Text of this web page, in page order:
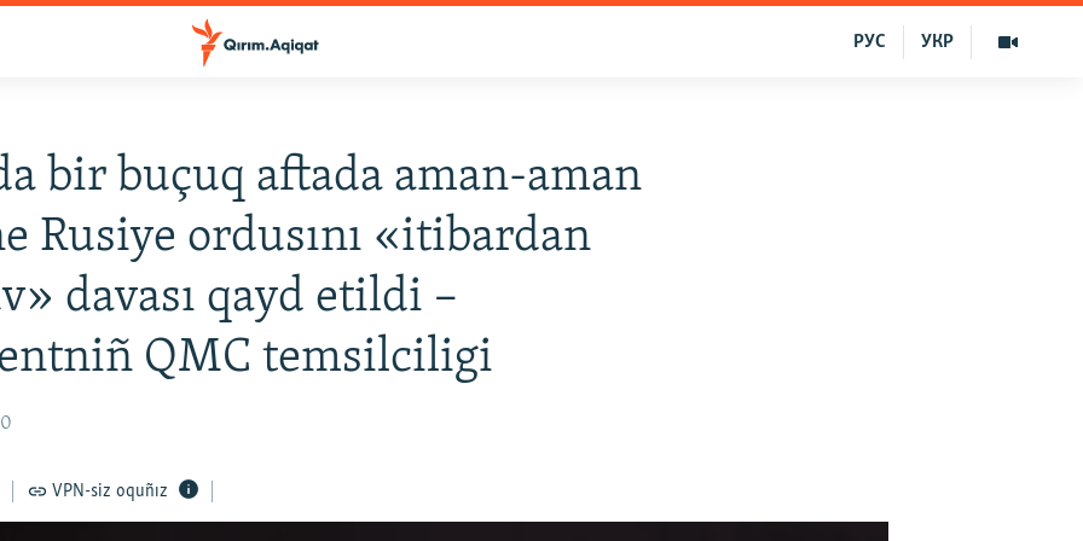
УКР
РУС
bir buçuq aftada aman-aman
Rusiye ordusını «itibardan
davası qayd etildi –
QMC temsilciligi
VPN-siz oquñız